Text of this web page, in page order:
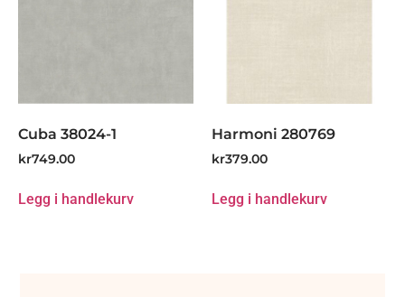
Cuba 38024-1
kr749.00
Legg i handlekurv
Harmoni 280769
kr379.00
Legg i handlekurv